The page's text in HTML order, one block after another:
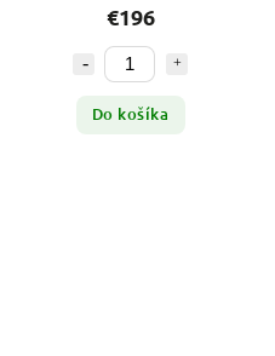
€196
Do košíka